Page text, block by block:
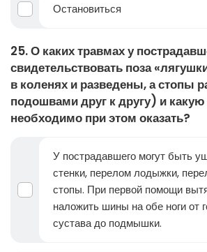
Остановиться
25. О каких травмах у
свидетельствовать поза
в коленях и разведены, а стопы
подошвами друг к другу) и
необходимо при этом оказать?
У пострадавшего могут быть
стенки, перелом лодыжки,
стопы. При первой помощи
наложить шины на обе ноги от
сустава до подмышки.